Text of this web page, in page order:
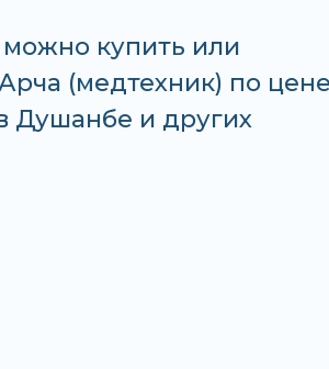
купить или
(медтехник) по цене
Душанбе и других